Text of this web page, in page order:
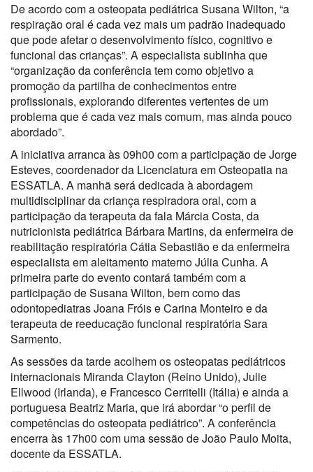
De acordo com a osteopata pediátrica Susana Wilton, “a
respiração oral é cada vez mais um padrão inadequado
que pode afetar o desenvolvimento físico, cognitivo e
funcional das crianças”. A especialista sublinha que
“organização da conferência tem como objetivo a
promoção da partilha de conhecimentos entre
profissionais, explorando diferentes vertentes de um
problema que é cada vez mais comum, mas ainda pouco
abordado”.
A iniciativa arranca às 09h00 com a participação de Jorge
Esteves, coordenador da Licenciatura em Osteopatia na
ESSATLA. A manhã será dedicada à abordagem
multidisciplinar da criança respiradora oral, com a
participação da terapeuta da fala Márcia Costa, da
nutricionista pediátrica Bárbara Martins, da enfermeira de
reabilitação respiratória Cátia Sebastião e da enfermeira
especialista em aleitamento materno Júlia Cunha. A
primeira parte do evento contará também com a
participação de Susana Wilton, bem como das
odontopediatras Joana Fróis e Carina Monteiro e da
terapeuta de reeducação funcional respiratória Sara
Sarmento.
As sessões da tarde acolhem os osteopatas pediátricos
internacionais Miranda Clayton (Reino Unido), Julie
Ellwood (Irlanda), e Francesco Cerritelli (Itália) e ainda a
portuguesa Beatriz Maria, que irá abordar “o perfil de
competências do osteopata pediátrico”. A conferência
encerra às 17h00 com uma sessão de João Paulo Moita,
docente da ESSATLA.